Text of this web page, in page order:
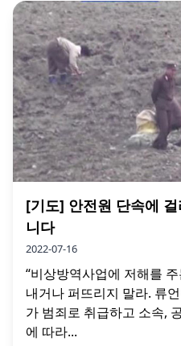
[기도] 안전원 단속에
니다
2022-07-16
“비상방역사업에 저해를
내거나 퍼뜨리지 말라. 류
가 범죄로 취급하고 소속,
에 따라...